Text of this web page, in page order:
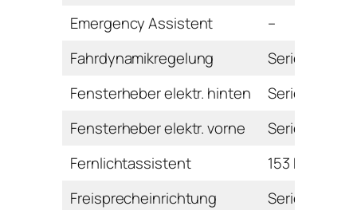
Emergency Assistent
–
Fahrdynamikregelung
Serie
Fensterheber elektr. hinten
Serie
Fensterheber elektr. vorne
Serie
Fernlichtassistent
153 Euro
Freisprecheinrichtung
Serie